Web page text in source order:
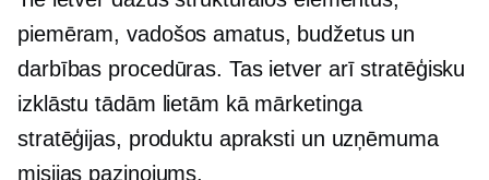
piemēram, vadošos amatus, budžetus un
darbības procedūras. Tas ietver arī stratēģisku
izklāstu tādām lietām kā mārketinga
stratēģijas, produktu apraksti un uzņēmuma
misijas paziņojums.